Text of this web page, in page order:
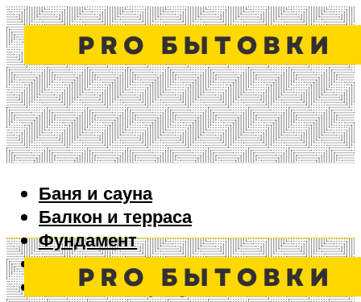
Баня и сауна
Балкон и терраса
Фундамент
Ворота и забор
Дизайн интерьера